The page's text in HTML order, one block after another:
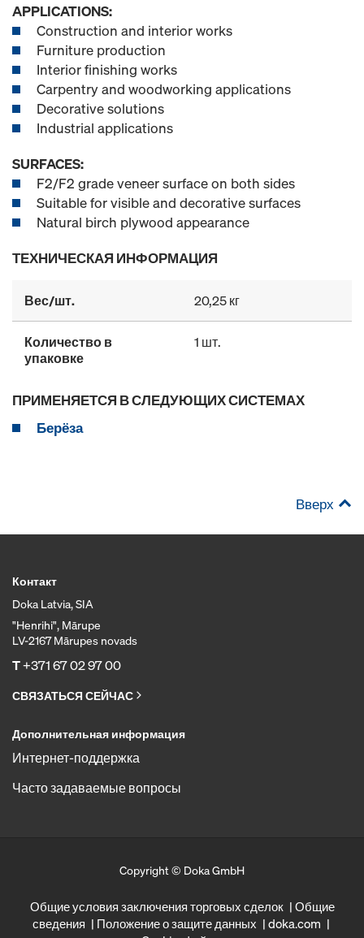
APPLICATIONS:
Construction and interior works
Furniture production
Interior finishing works
Carpentry and woodworking applications
Decorative solutions
Industrial applications
SURFACES:
F2/F2 grade veneer surface on both sides
Suitable for visible and decorative surfaces
Natural birch plywood appearance
ТЕХНИЧЕСКАЯ ИНФОРМАЦИЯ
Вес/шт. 20,25 кг
Количество в
упаковке
1 шт.
ПРИМЕНЯЕТСЯ В СЛЕДУЮЩИХ СИСТЕМАХ
Берёза
Вверх
Контакт
Doka Latvia, SIA
"Henrihi", Mārupe
LV-2167 Mārupes novads
T+371 67 02 97 00
СВЯЗАТЬСЯ СЕЙЧАС
Дополнительная информация
Интернет-поддержка
Часто задаваемые вопросы
Copyright © Doka GmbH
Общие условия заключения торговых сделок
Общие
сведения
Положение о защите данных
doka.com